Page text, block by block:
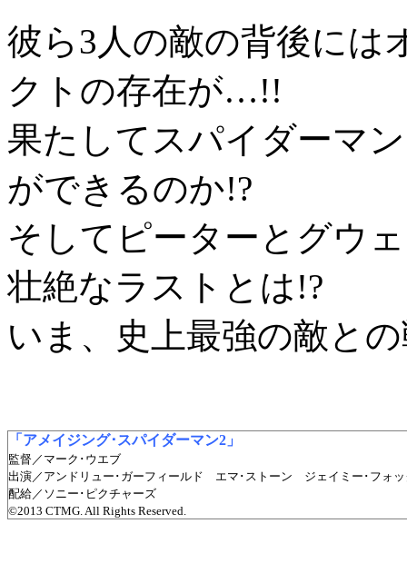
彼ら3人の敵の背後には
クトの存在が…!!
果たしてスパイダーマ
ができるのか!?
そしてピーターとグウ
壮絶なラストとは!?
いま、史上最強の敵と
「アメイジング･スパイダーマン2」
監督／マーク･ウエブ
出演／アンドリュー･ガーフィールド エマ･ストーン ジェイミー･フォ
配給／ソニー･ピクチャーズ
©2013 CTMG. All Rights Reserved.